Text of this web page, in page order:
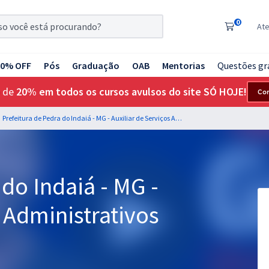
0
OFF Pós Graduação OAB Mentorias Questões
de 20% em todos os cursos avulsos do site SÓ HOJE!
Prefeitura de Pedra do Indaiá - MG - Auxiliar de Serviços Administrativos
Indaiá - MG -